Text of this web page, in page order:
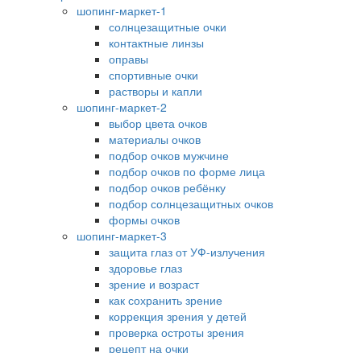
шопинг-маркет-1
солнцезащитные очки
контактные линзы
оправы
спортивные очки
растворы и капли
шопинг-маркет-2
выбор цвета очков
материалы очков
подбор очков мужчине
подбор очков по форме лица
подбор очков ребёнку
подбор солнцезащитных очков
формы очков
шопинг-маркет-3
защита глаз от УФ-излучения
здоровье глаз
зрение и возраст
как сохранить зрение
коррекция зрения у детей
проверка остроты зрения
рецепт на очки